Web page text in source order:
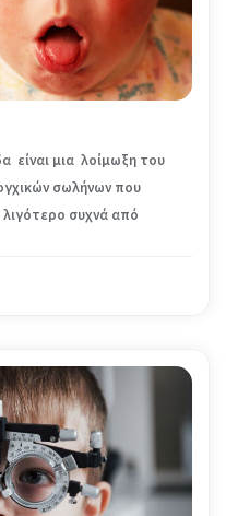
είναι μια λοίμωξη του
σωλήνων που
λιγότερο συχνά από